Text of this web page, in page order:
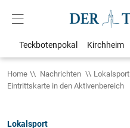
Teckbotenpokal Kirchheim
Home Nachrichten Lokalsport
Eintrittskarte in den Aktivenbereich
Lokalsport